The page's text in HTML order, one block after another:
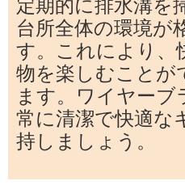
定期的に排水溝を
台所全体の環境が
す。これにより、
物を楽しむことが
ます。ワイヤーブ
常に清潔で快適な
持しましょう。